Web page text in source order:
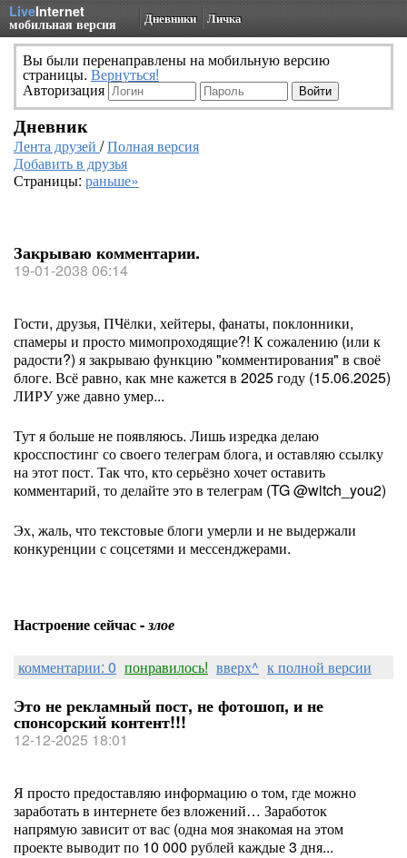
LiveInternet
мобильная версия Дневники Личка
Вы были перенаправлены на мобильную версию
страницы. Вернуться!
Авторизация
Дневник
Лента друзей /Полная версия
Добавить в друзья
Страницы: раньше»
Закрываю комментарии.
19-01-2038 06:14
Гости, друзья, ПЧёлки, хейтеры, фанаты, поклонники,
спамеры и просто мимопроходящие?! К сожалению (или к
радости?) я закрываю функцию "комментирования" в своё
блоге. Всё равно, как мне кажется в 2025 году (15.06.2025)
ЛИРУ уже давно умер...
Тут я больше не появляюсь. Лишь изредка делаю
кросспостинг со своего телеграм блога, и оставляю ссылку
на этот пост. Так что, кто серьёзно хочет оставить
комментарий, то делайте это в телеграм (TG @witch_you2)
Эх, жаль, что текстовые блоги умерли и не выдержали
конкуренции с соцсетями и мессенджерами.
Настроение сейчас -злое
комментарии: 0 понравилось! вверх^ к полной версии
Это не рекламный пост, не фотошоп, и не
спонсорский контент!!!
12-12-2025 18:01
Я просто предоставляю информацию о том, где можно
заработать в интернете без вложений… Заработок
напрямую зависит от вас (одна моя знакомая на этом
проекте выводит по 10 000 рублей каждые 3 дня...